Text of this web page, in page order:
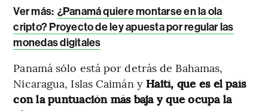
Ver más: ¿Panamá quiere montarse en la ola
cripto? Proyecto de ley apuesta por regular las
monedas digitales
Panamá sólo está por detrás de Bahamas,
Nicaragua, Islas Caimán yHaití, que es el país
con la puntuación más baja y que ocupa la